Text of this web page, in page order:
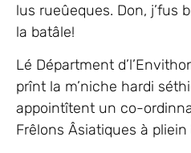
lus rueûeques. Don, j’fus
la batâle!
Lé Départment
prînt la m’niche hardi
appointîtent un co-
Frêlons Âsiatiques à pliein